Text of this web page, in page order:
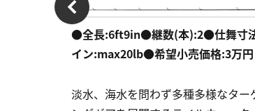
●全長:6ft9in●継数(本):2●仕舞寸
イン:max20lb●希望小売価格:3万円
淡水、海水を問わず多種多様なタ